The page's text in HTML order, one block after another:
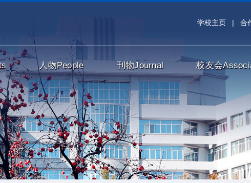
学校主页 | 合
人物People 刊物Journal 校友会